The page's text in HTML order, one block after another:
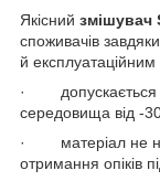
Якісний змішувач
споживачів
й
· допускається
середовища від -
· матеріал не
отримання опіків